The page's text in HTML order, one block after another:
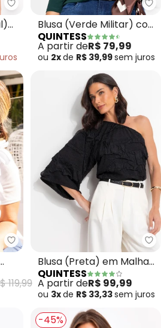
Quintess - Blusa (Pontilhado
Blusa (Verde Militar) com
Mangas 3/4
QUINTESS
A partir deR$ 79,99
ou 2xde R$ 39,99sem juros
Quintess - Blusa (Off White)
119,99
Blusa (Preta) em Malha
Buble
QUINTESS
A partir deR$ 99,99
ou 3xde R$ 33,33sem juros
-45%